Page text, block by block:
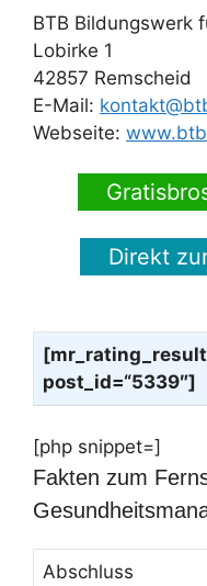
BTB Bildungswerk
Lobirke 1
42857 Remscheid
E-Mail:
Webseite:
Direkt
[mr_rating_result
post_id=“5339″]
[php snippet=]
Fakten zum
Abschluss